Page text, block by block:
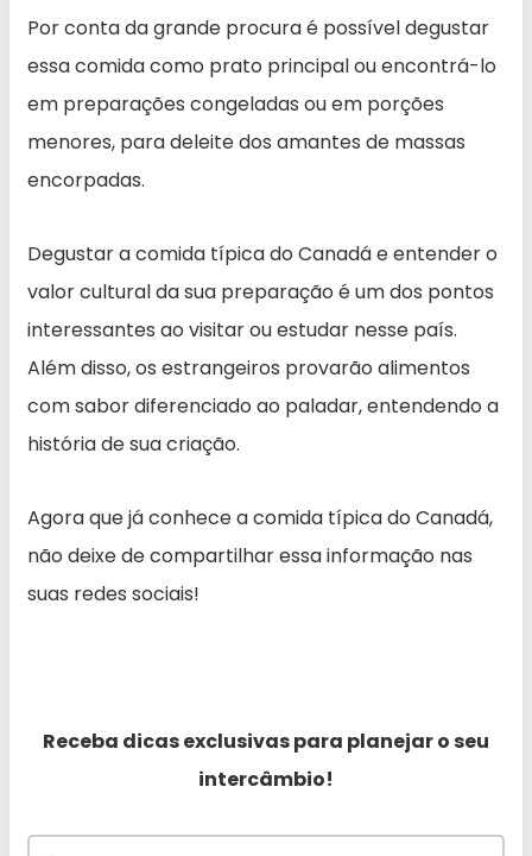
Por conta da grande procura é possível degustar
essa comida como prato principal ou encontrá-lo
em preparações congeladas ou em porções
menores, para deleite dos amantes de massas
encorpadas.
Degustar a comida típica do Canadá e entender o
valor cultural da sua preparação é um dos pontos
interessantes ao visitar ou estudar nesse país.
Além disso, os estrangeiros provarão alimentos
com sabor diferenciado ao paladar, entendendo a
história de sua criação.
Agora que já conhece a comida típica do Canadá,
não deixe de compartilhar essa informação nas
suas redes sociais!
Receba dicas exclusivas para planejar o seu
intercâmbio!